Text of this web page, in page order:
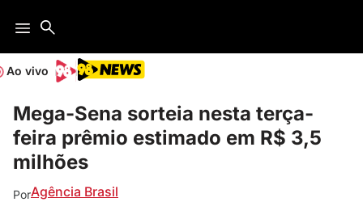
Ao vivo
Mega-Sena sorteia nesta terça-
feira prêmio estimado em R$ 3,5
milhões
PorAgência Brasil